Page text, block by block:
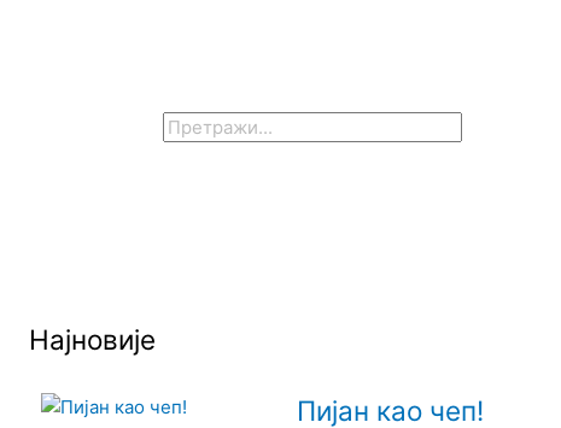
Претрага
Најновије
Пијан као чеп!